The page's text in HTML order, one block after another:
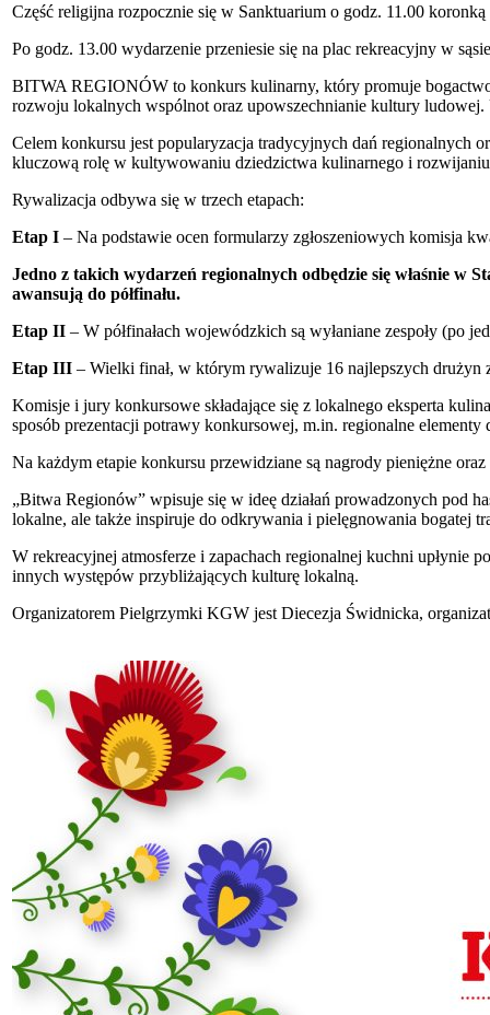
Część religijna rozpocznie się w Sanktuarium o godz. 11.00
Po godz. 13.00 wydarzenie przeniesie się na plac rekreacyjny w
BITWA REGIONÓW to konkurs kulinarny, który promuje
rozwoju lokalnych wspólnot oraz upowszechnianie kultury
Celem konkursu jest popularyzacja tradycyjnych dań regionalnych
kluczową rolę w kultywowaniu dziedzictwa kulinarnego i
Rywalizacja odbywa się w trzech etapach:
Etap I – Na podstawie ocen formularzy zgłoszeniowych komisja
Jedno z takich wydarzeń regionalnych odbędzie się właśnie w
awansują do półfinału.
Etap II – W półfinałach wojewódzkich są wyłaniane zespoły (po
Etap III – Wielki finał, w którym rywalizuje 16 najlepszych drużyn
Komisje i jury konkursowe składające się z lokalnego eksperta
sposób prezentacji potrawy konkursowej, m.in. regionalne elementy
Na każdym etapie konkursu przewidziane są nagrody pieniężne
„Bitwa Regionów” wpisuje się w ideę działań prowadzonych pod
lokalne, ale także inspiruje do odkrywania i pielęgnowania bogatej
W rekreacyjnej atmosferze i zapachach regionalnej kuchni upłynie
innych występów przybliżających kulturę lokalną.
Organizatorem Pielgrzymki KGW jest Diecezja Świdnicka,